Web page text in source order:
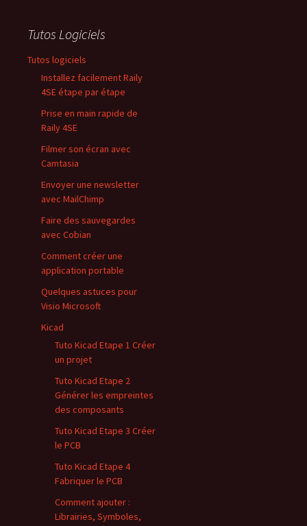
Tutos Logiciels
Tutos logiciels
Installez facilement Raily
4SE étape par étape
Prise en main rapide de
Raily 4SE
Filmer son écran avec
Camtasia
Envoyer une newsletter
avec MailChimp
Faire des sauvegardes
avec Cobian
Comment créer une
application portable
Quelques astuces pour
Visio Microsoft
Kicad
Tuto Kicad Etape 1 Créer
un projet
Tuto Kicad Etape 2
Générer les empreintes
des composants
Tuto Kicad Etape 3 Créer
le PCB
Tuto Kicad Etape 4
Fabriquer le PCB
Comment ajouter :
Librairies, Symboles,